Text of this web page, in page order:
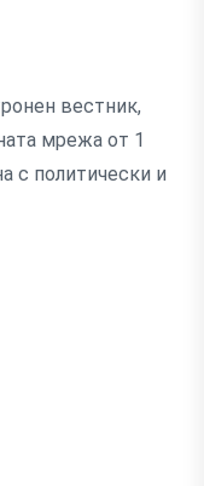
вестник,
мрежа от 1
с политически и